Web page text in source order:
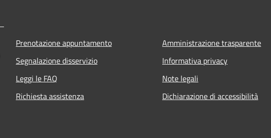
Prenotazione appuntamento
Segnalazione disservizio
Leggi le FAQ
Richiesta assistenza
Amministrazione trasparente
Informativa privacy
Note legali
Dichiarazione di accessibilità